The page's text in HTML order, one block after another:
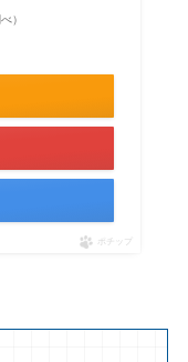
）
ポチップ